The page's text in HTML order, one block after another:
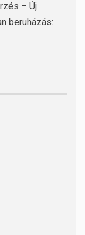
– Új
beruházás: